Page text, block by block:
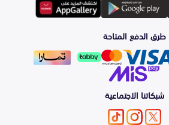
الشمعات
والاصطبات (الاضاءة)
الفرامل والأقمشة
لوازم الرحلات
اكسسوارات العناية
الزيوت و السوائل
التلميع والعناية
اصلاح الطلاء
هيونداي
كيا
طرق الدفع المتاحة
شبكاتنا الاجتماعية